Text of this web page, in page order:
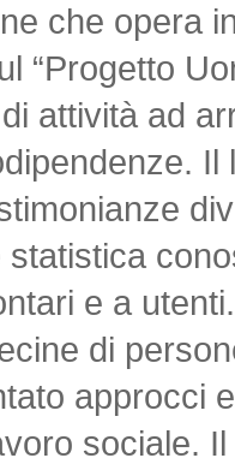
che opera
“Progetto
attività ad
statistica
e a
di
approcci
sociale.